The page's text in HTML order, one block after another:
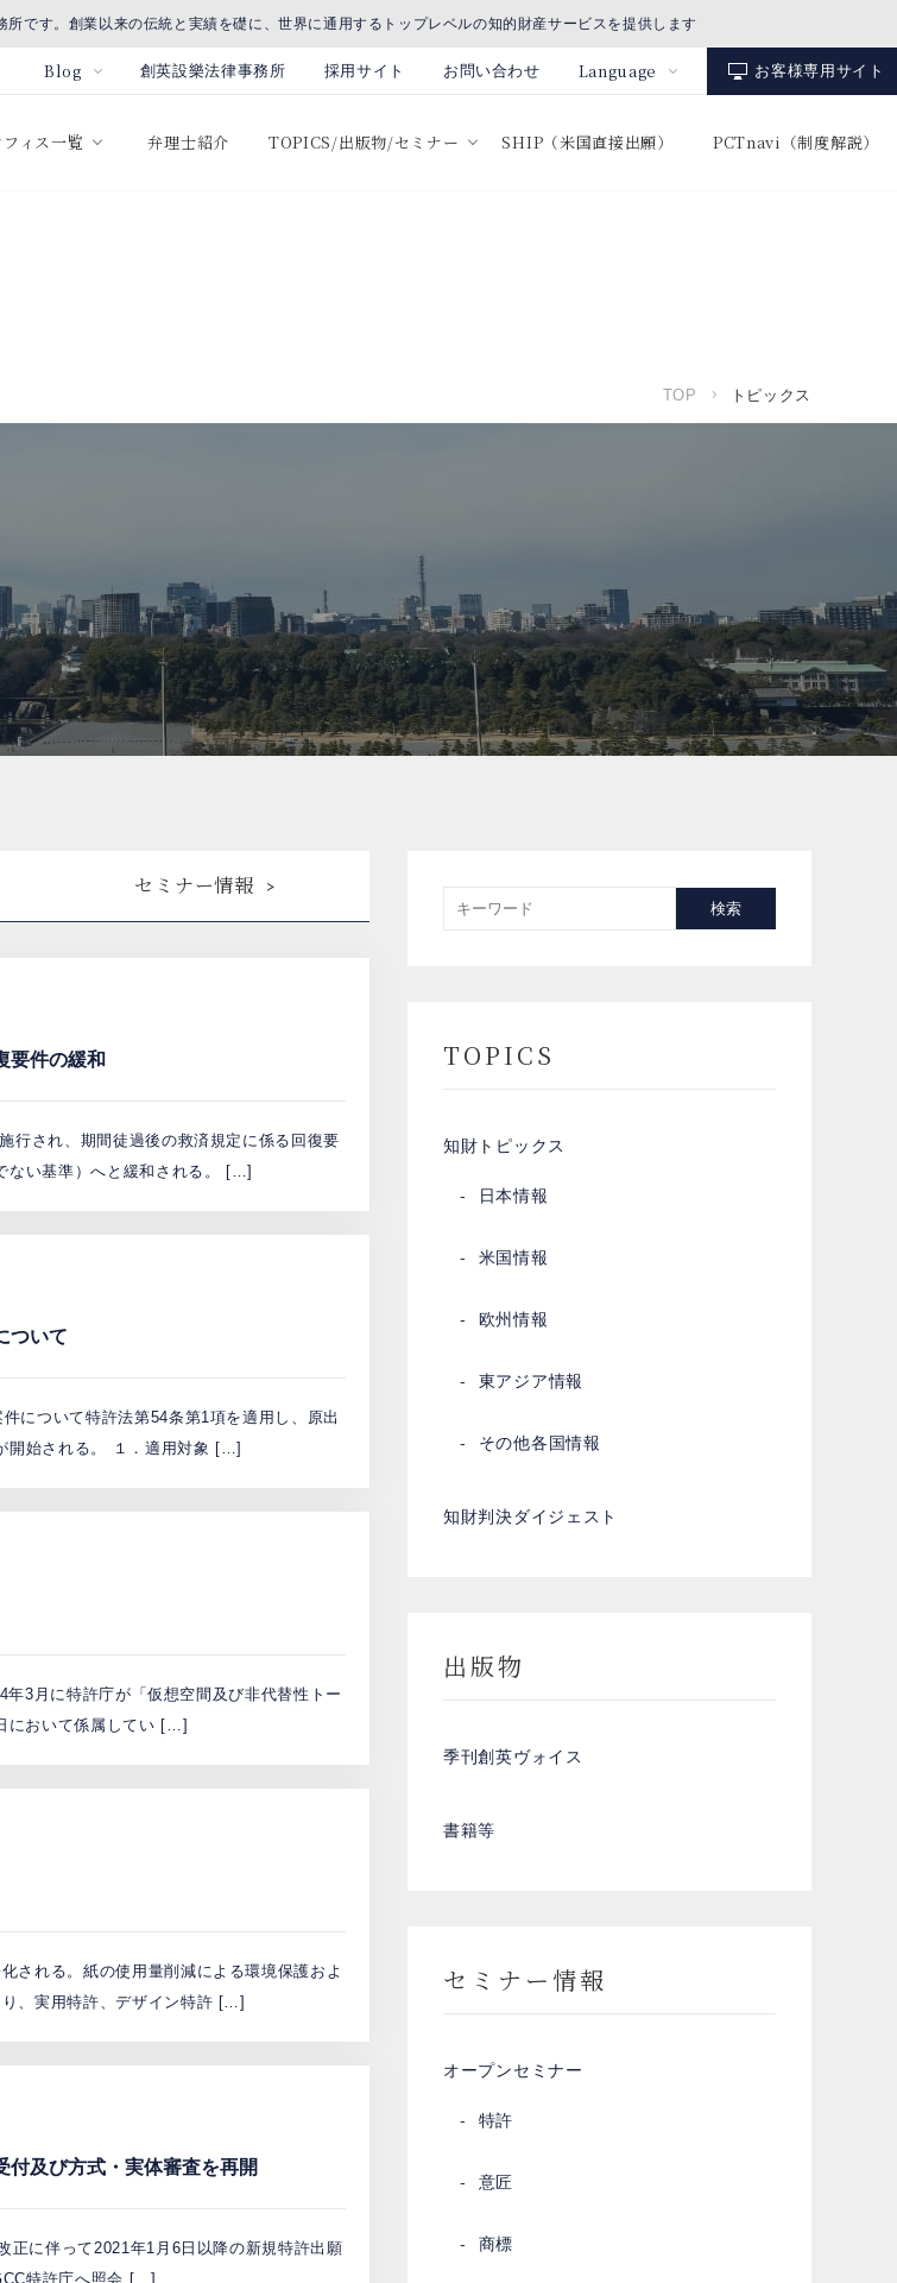
です。創業以来の伝統と実績を礎に、世界に通用するトップレベルの知的財産サービスを提供します
Blog 創英設樂法律事務所 採用サイト お問い合わせ Language お客様専用サイト
フィス一覧 弁理士紹介 TOPICS/出版物/セミナー SHIP（米国直接出願） PCTnavi（制度解説）
TOP トピックス
セミナー情報
要件の緩和
行され、期間徒過後の救済規定に係る回復要
ない基準）へと緩和される。 […]
ついて
について特許法第54条第1項を適用し、原出
開始される。 １．適用対象 […]
3月に特許庁が「仮想空間及び非代替性トー
において係属してい […]
される。紙の使用量削減による環境保護およ
、実用特許、デザイン特許 […]
付及び方式・実体審査を再開
に伴って2021年1月6日以降の新規特許出願
特許庁へ照会 […]
検索
TOPICS
知財トピックス
日本情報
米国情報
欧州情報
東アジア情報
その他各国情報
知財判決ダイジェスト
出版物
季刊創英ヴォイス
書籍等
セミナー情報
オープンセミナー
特許
意匠
商標